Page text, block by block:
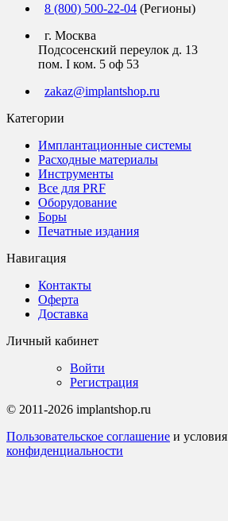
8 (800) 500-22-04 (Регионы)
г. Москва
Подсосенский переулок д. 13
пом. I ком. 5 оф 53
zakaz@implantshop.ru
Категории
Имплантационные системы
Расходные материалы
Инструменты
Все для PRF
Оборудование
Боры
Печатные издания
Навигация
Контакты
Оферта
Доставка
Личный кабинет
Войти
Регистрация
© 2011-2026 implantshop.ru
Пользовательское соглашение и условия
конфиденциальности